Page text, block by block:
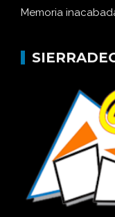
Memoria